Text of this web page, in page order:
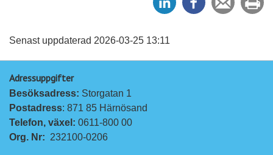
e
e
en
ut
Senast uppdaterad 2026-03-25 13:11
Adressuppgifter
Besöksadress: Storgatan 1
Postadress: 871 85 Härnösand
Telefon, växel: 0611-800 00
Org. Nr: 232100-0206